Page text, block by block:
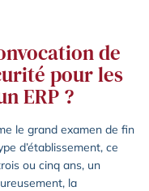
de
pour les
ERP ?
le grand examen de fin
d’établissement, ce
ou cinq ans, un
la